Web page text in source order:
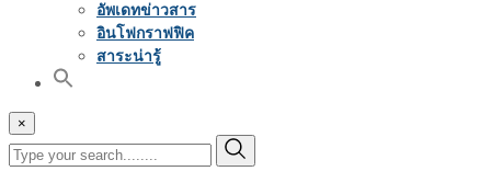
อัพเดทข่าวสาร
อินโฟกราฟฟิค
สาระน่ารู้
×